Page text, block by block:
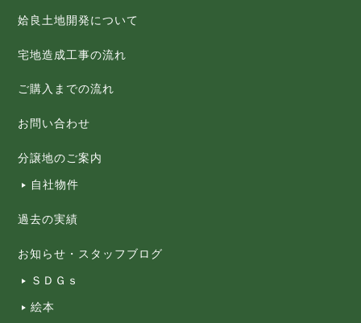
姶良土地開発について
宅地造成工事の流れ
ご購入までの流れ
お問い合わせ
分譲地のご案内
自社物件
過去の実績
お知らせ・スタッフブログ
ＳＤＧｓ
絵本